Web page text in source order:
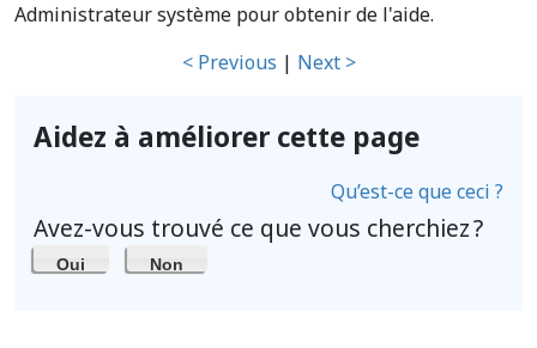
Administrateur système pour obtenir de l'aide.
< Previous | Next >
Aidez à améliorer cette page
Qu’est-ce que ceci ?
Avez-vous trouvé ce que vous cherchiez ?
Oui Non